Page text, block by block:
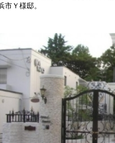
市Ｙ様邸。